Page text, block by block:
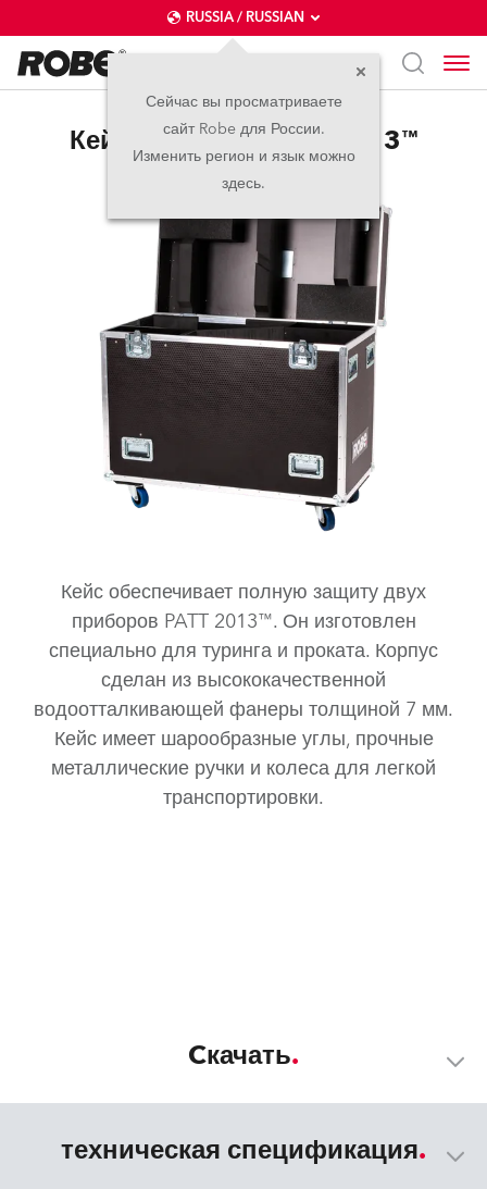
RUSSIA / RUSSIAN
Сейчас вы просматриваете
сайт Robe для России.
Изменить регион и язык можно
здесь.
Кейс Для Двух PATT 2013™
Кейс обеспечивает полную защиту двух
приборов PATT 2013™. Он изготовлен
специально для туринга и проката. Корпус
сделан из высококачественной
водоотталкивающей фанеры толщиной 7 мм.
Кейс имеет шарообразные углы, прочные
металлические ручки и колеса для легкой
транспортировки.
Cкачать
техническая спецификация